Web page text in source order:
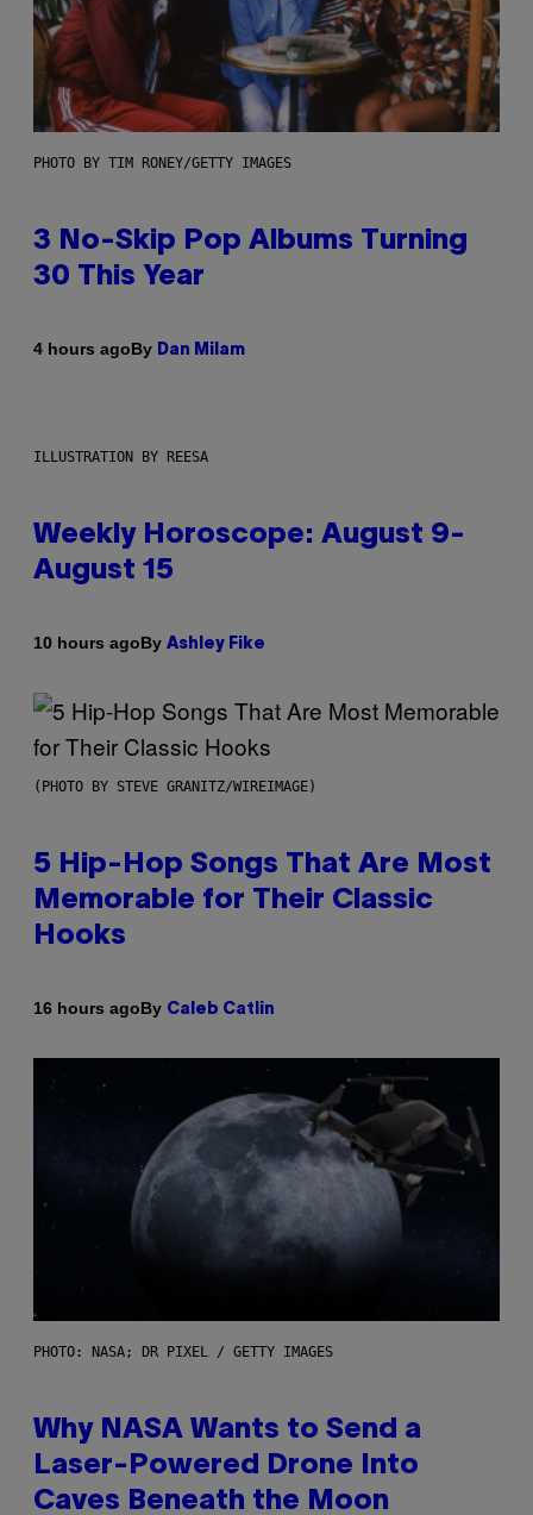
PHOTO BY TIM RONEY/GETTY IMAGES
3 No-Skip Pop Albums Turning
30 This Year
4 hours agoBy Dan Milam
ILLUSTRATION BY REESA
Weekly Horoscope: August 9-
August 15
10 hours agoBy Ashley Fike
(PHOTO BY STEVE GRANITZ/WIREIMAGE)
5 Hip-Hop Songs That Are Most
Memorable for Their Classic
Hooks
16 hours agoBy Caleb Catlin
PHOTO: NASA; DR PIXEL / GETTY IMAGES
Why NASA Wants to Send a
Laser-Powered Drone Into
Caves Beneath the Moon